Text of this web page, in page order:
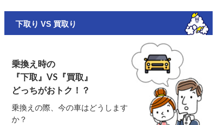
下取り VS 買取り
乗換え時の
『下取』VS『買取』
どっちがおトク！？
乗換えの際、今の車はどうします
か？